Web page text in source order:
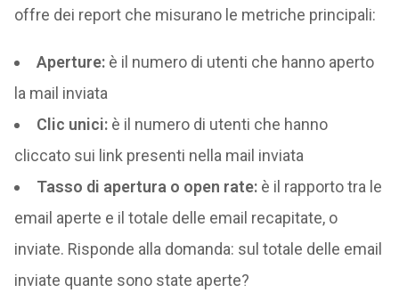
offre dei report che misurano le metriche principali:
Aperture:è il numero di utenti che hanno aperto
la mail inviata
Clic unici: è il numero di utenti che hanno
cliccato sui link presenti nella mail inviata
Tasso di apertura o open rate:è il rapporto tra le
email aperte e il totale delle email recapitate, o
inviate. Risponde alla domanda: sul totale delle email
inviate quante sono state aperte?